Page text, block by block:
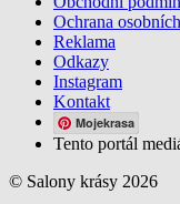
Ochrana
Reklama
Odkazy
Instagram
Kontakt
Mojekrasa
Tento portál
© Salony krásy 2026